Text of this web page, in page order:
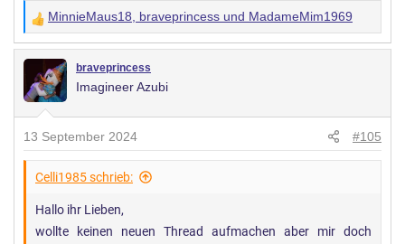
W
e
t
n
g
e
MinnieMaus18 braveprincess und MadameMim1969
braveprincess
Imagineer Azubi
13 September 2024 #105
Celli1985 schrieb:
Hallo ihr Lieben,
wollte keinen neuen Thread aufmachen aber mir doch